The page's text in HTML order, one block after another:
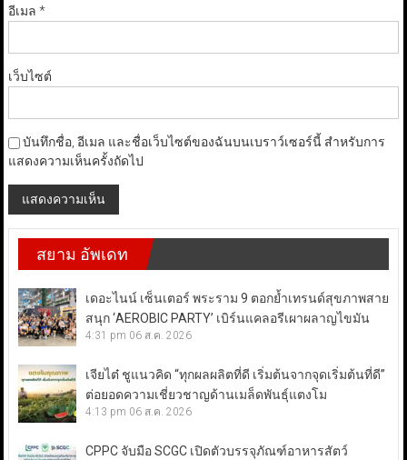
อีเมล *
เว็บไซต์
บันทึกชื่อ, อีเมล และชื่อเว็บไซต์ของฉันบนเบราว์เซอร์นี้ สำหรับการ
แสดงความเห็นครั้งถัดไป
สยาม อัพเดท
เดอะไนน์ เซ็นเตอร์ พระราม 9 ตอกย้ำเทรนด์สุขภาพสาย
สนุก ‘AEROBIC PARTY’ เบิร์นแคลอรีเผาผลาญไขมัน
4:31 pm 06 ส.ค. 2026
เจียไต๋ ชูแนวคิด “ทุกผลผลิตที่ดี เริ่มต้นจากจุดเริ่มต้นที่ดี”
ต่อยอดความเชี่ยวชาญด้านเมล็ดพันธุ์แตงโม
4:13 pm 06 ส.ค. 2026
CPPC จับมือ SCGC เปิดตัวบรรจุภัณฑ์อาหารสัตว์